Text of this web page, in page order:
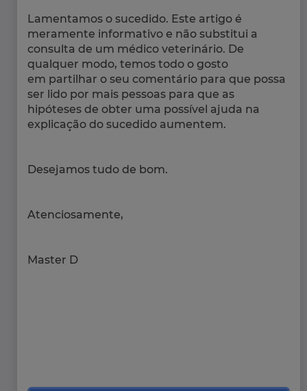
Lamentamos o sucedido. Este artigo é
meramente informativo e não substitui a
consulta de um médico veterinário. De
qualquer modo, temos todo o gosto
em partilhar o seu comentário para que possa
ser lido por mais pessoas para que as
hipóteses de obter uma possível ajuda na
explicação do sucedido aumentem.
Desejamos tudo de bom.
Atenciosamente,
Master D